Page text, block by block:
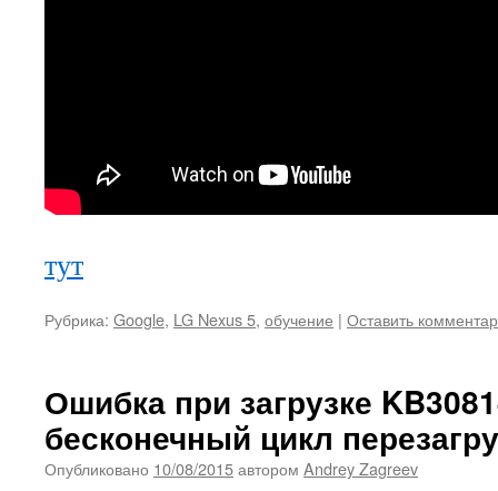
тут
Рубрика: Google, LG Nexus 5, обучение | Оставить
Ошибка при загрузке
бесконечный цикл
Опубликовано 10/08/2015автором Andrey Zagreev